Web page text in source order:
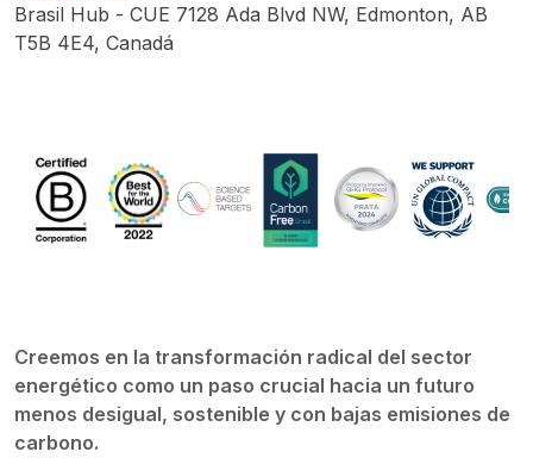
Brasil Hub - CUE 7128 Ada Blvd NW, Edmonton, AB
T5B 4E4, Canadá
Creemos en la transformación radical del sector
energético como un paso crucial hacia un futuro
menos desigual, sostenible y con bajas emisiones de
carbono.